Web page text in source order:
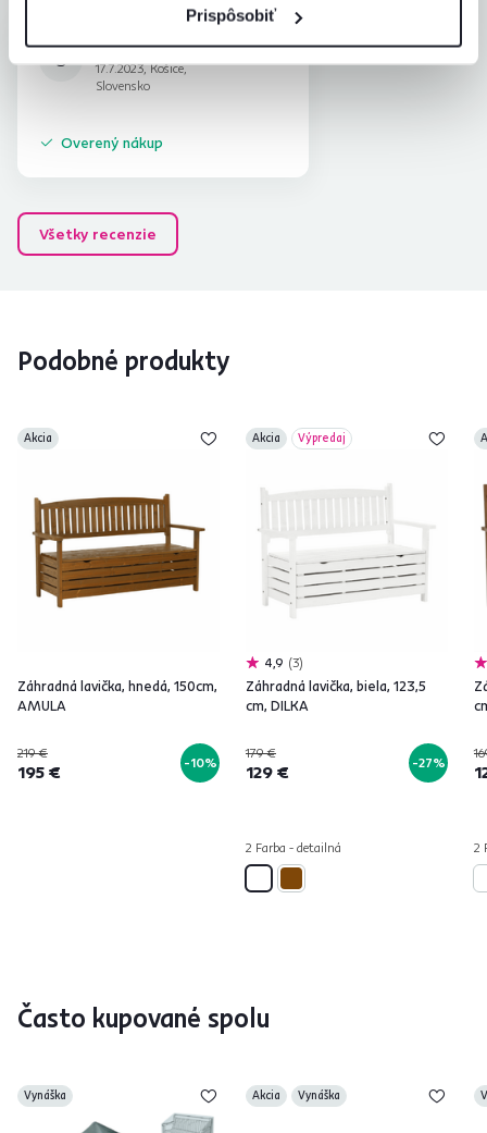
Prispôsobiť
S
Seniorcentrum O.
17.7.2023, Košice,
Slovensko
3.8hviezdičky
Overený nákup
Všetky recenzie
Podobné produkty
Akcia
Záhradná lavička, hnedá, 150cm,
AMULA
219 €
195 € -10%
Akcia Výpredaj
4,9 3
Záhradná lavička, biela, 123,5
cm, DILKA
179 €
129 € -27%
2 Farba - detailná 2
Často kupované spolu
Vynáška Akcia Vynáška